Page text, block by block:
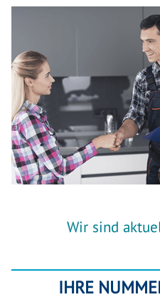
Wir sind
IHRE